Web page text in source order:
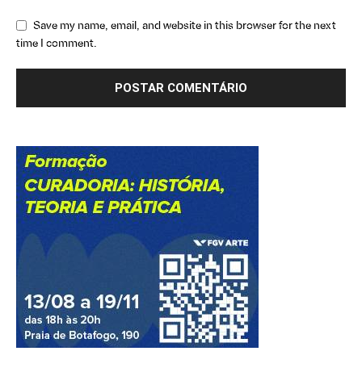
Save my name, email, and website in this browser for the next
time I comment.